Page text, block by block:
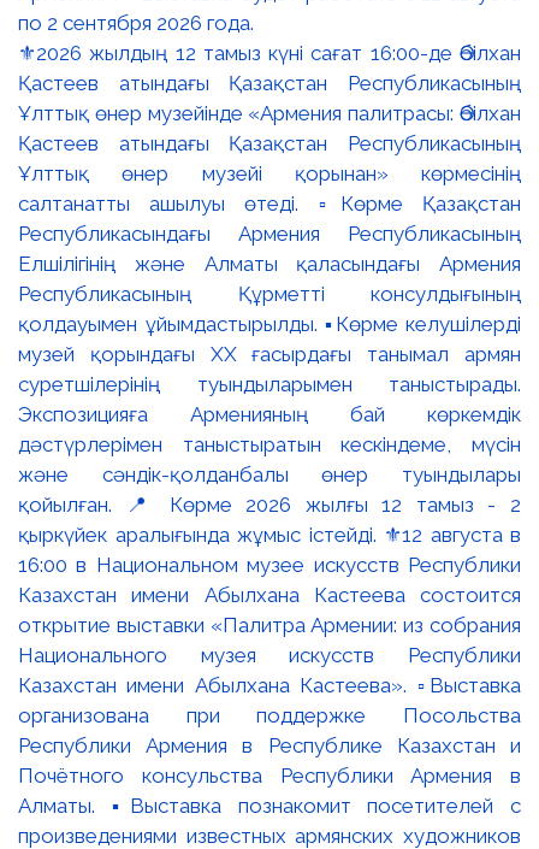
⚜️2026 жылдың 12 тамыз күні сағат 16:00-де Әбілхан
Қастеев атындағы Қазақстан Республикасының
Ұлттық өнер музейінде «Армения палитрасы: Әбілхан
Қастеев атындағы Қазақстан Республикасының
Ұлттық өнер музейі қорынан» көрмесінің
салтанатты ашылуы өтеді. ▫️Көрме Қазақстан
Республикасындағы Армения Республикасының
Елшілігінің және Алматы қаласындағы Армения
Республикасының Құрметті консулдығының
қолдауымен ұйымдастырылды. ▪️Көрме келушілерді
музей қорындағы ХХ ғасырдағы танымал армян
суретшілерінің туындыларымен таныстырады.
Экспозицияға Арменияның бай көркемдік
дәстүрлерімен таныстыратын кескіндеме, мүсін
және сәндік-қолданбалы өнер туындылары
қойылған. 📍 Көрме 2026 жылғы 12 тамыз - 2
қыркүйек аралығында жұмыс істейді. ⚜️12 августа в
16:00 в Национальном музее искусств Республики
Казахстан имени Абылхана Кастеева состоится
открытие выставки «Палитра Армении: из собрания
Национального музея искусств Республики
Казахстан имени Абылхана Кастеева». ▫️Выставка
организована при поддержке Посольства
Республики Армения в Республике Казахстан и
Почётного консульства Республики Армения в
Алматы. ▪️Выставка познакомит посетителей с
произведениями известных армянских художников